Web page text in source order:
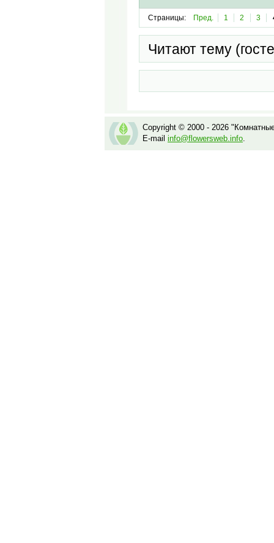
Страницы: Пред. 1 2 3
Читают тему
Copyright © 2000 - 2026
E-mail info@flowersweb.info.